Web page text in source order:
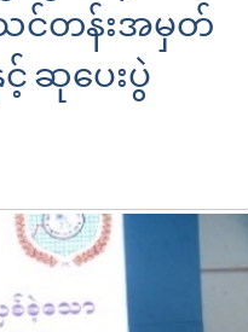
သင်တန်းအမှတ်
ဆုပေးပွဲ